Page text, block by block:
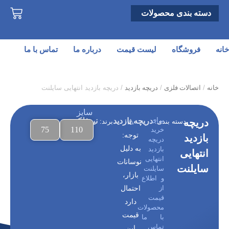
دسته بندی محصولات
خانه فروشگاه لیست قیمت درباره ما تماس با ما
خانه / اتصالات فلزی / دریچه بازدید / دریچه بازدید انتهایی سایلنت
دریچه
بازدید
انتهایی
سایلنت
دسته بندی: دریچه بازدیدبرند: نیوفلکس
برای
خرید
دریچه
بازدید
انتهایی
سایلنت
و اطلاع
از
قیمت
محصولات
با ما
تماس
⚠️
توجه:
به دلیل
نوسانات
بازار،
احتمال
دارد
قیمت
سایز
110
75